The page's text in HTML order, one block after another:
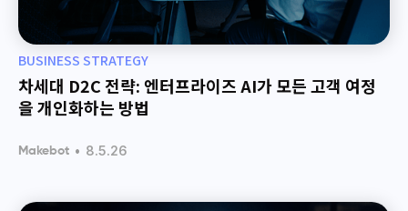
BUSINESS STRATEGY
차세대 D2C 전략: 엔터프라이즈 AI가 모든 고객 여정
을 개인화하는 방법
Makebot • 8.5.26